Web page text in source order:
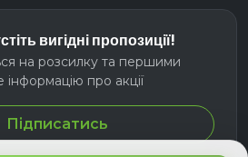
вигідні пропозиції!
на розсилку та першими
інформацію про акції
Підписатись